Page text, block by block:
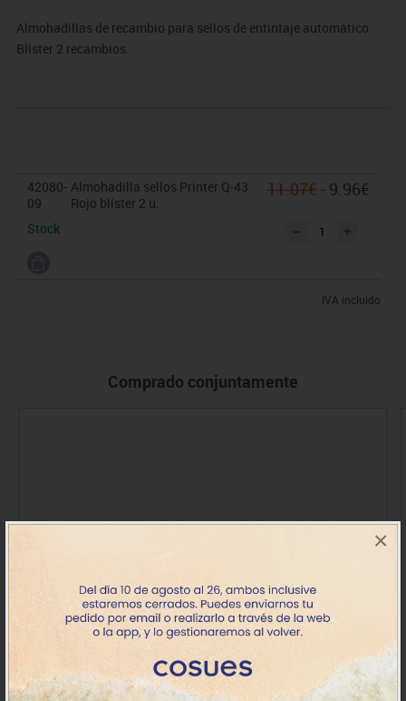
×
Almohadillas de recambio para sellos de entintaje automático.
Blister 2 recambios.
42080-
09
Almohadilla sellos Printer Q-43
Rojo blíster 2 u.
Stock
11.07€- 9.96€
IVA incluido
Comprado conjuntamente